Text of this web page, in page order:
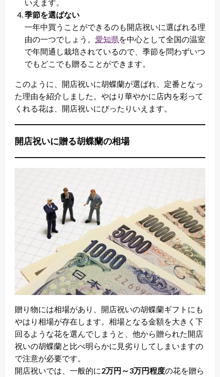
いえます。
季節を選ばない
一年中買うことができるのも開店祝いに選ばれる理
由の一つでしょう。 愛知県を中心として全国の温室
で年間通し栽培されているので、季節を問わずいつ
でもどこでも贈ることができます。
このように、開店祝いに胡蝶蘭が選ばれ、定番となっ
た理由を紹介しました。やはり華やかに店内を彩って
くれる花は、開店祝いにぴったりいえます。
開店祝いに贈る胡蝶蘭の相場
贈り物には相場があり、開店祝いの胡蝶蘭ギフトにも
やはり相場が存在します。相場となる金額を大きく下
回るような花を選んでしまうと、他から贈られた開店
祝いの胡蝶蘭と比べ明らかに見劣りしてしまいますの
で注意が必要です。
開店祝いでは、一般的に2万円～3万円程度の花を贈ら